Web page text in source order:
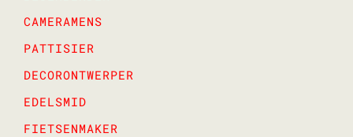
CAMERAMENS
PATTISIER
DECORONTWERPER
EDELSMID
FIETSENMAKER